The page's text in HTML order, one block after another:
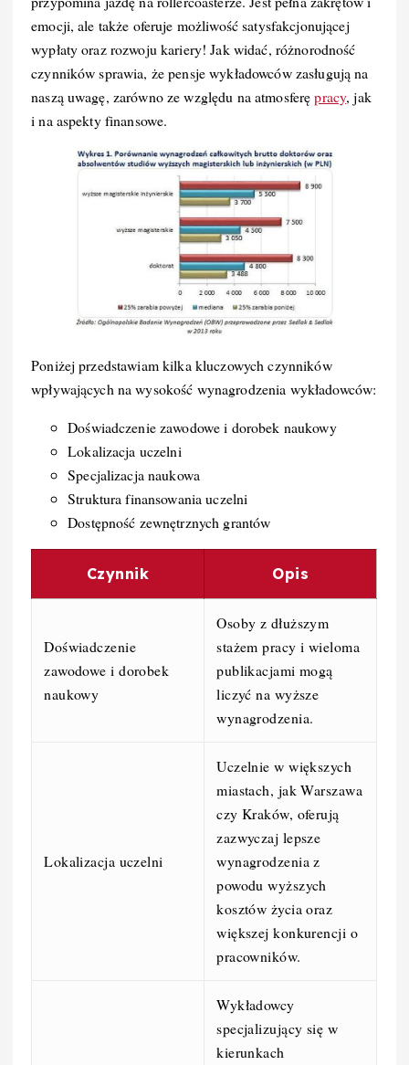
emocji, ale także oferuje możliwość satysfakcjonującej
wypłaty oraz rozwoju kariery! Jak widać, różnorodność
czynników sprawia, że pensje wykładowców zasługują na
naszą uwagę, zarówno ze względu na atmosferępracy, jak
i na aspekty finansowe.
Poniżej przedstawiam kilka kluczowych czynników
wpływających na wysokość wynagrodzenia wykładowców:
Doświadczenie zawodowe i dorobek naukowy
Lokalizacja uczelni
Specjalizacja naukowa
Struktura finansowania uczelni
Dostępność zewnętrznych grantów
Czynnik Opis
Doświadczenie
zawodowe i dorobek
naukowy
Osoby z dłuższym
stażem pracy i wieloma
publikacjami mogą
liczyć na wyższe
wynagrodzenia.
Lokalizacja uczelni
Uczelnie w większych
miastach, jak Warszawa
czy Kraków, oferują
zazwyczaj lepsze
wynagrodzenia z
powodu wyższych
kosztów życia oraz
większej konkurencji o
pracowników.
Wykładowcy
specjalizujący się w
kierunkach